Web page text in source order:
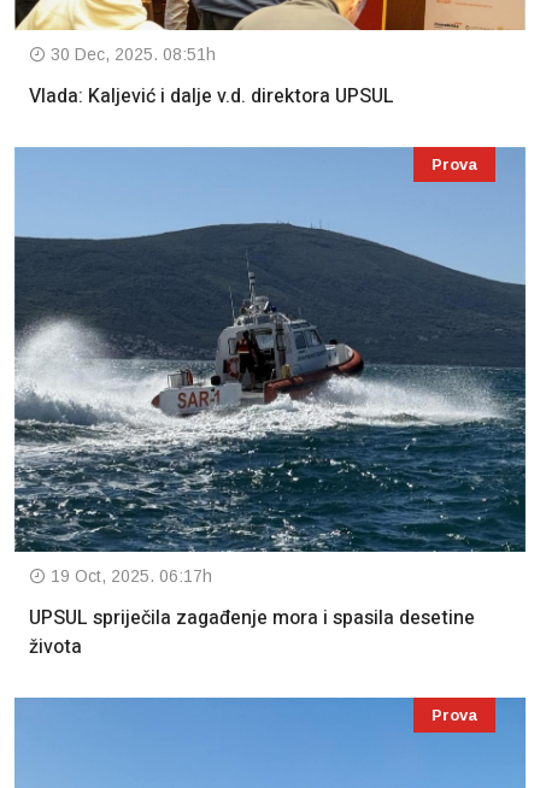
30 Dec, 2025. 08:51h
Vlada: Kaljević i dalje v.d. direktora UPSUL
Prova
19 Oct, 2025. 06:17h
UPSUL spriječila zagađenje mora i spasila desetine
života
Prova